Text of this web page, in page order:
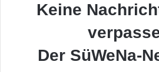
Keine
Der SüWeNa-